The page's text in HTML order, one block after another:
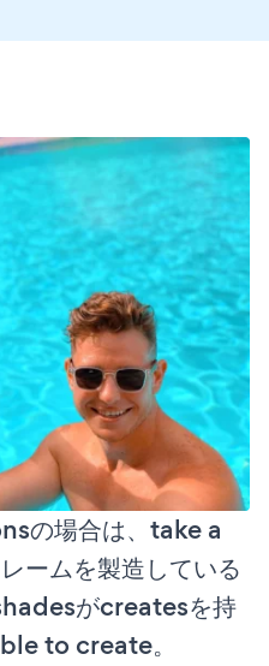
の場合は、take a
ームを製造している
がcreatesを持
to create。